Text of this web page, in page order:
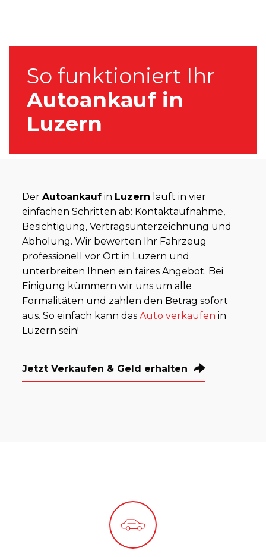
So funktioniert Ihr
Autoankauf in
Luzern
DerAutoankauf in Luzern läuft in vier
einfachen Schritten ab: Kontaktaufnahme,
Besichtigung, Vertragsunterzeichnung und
Abholung. Wir bewerten Ihr Fahrzeug
professionell vor Ort in Luzern und
unterbreiten Ihnen ein faires Angebot. Bei
Einigung kümmern wir uns um alle
Formalitäten und zahlen den Betrag sofort
aus. So einfach kann dasAuto verkaufen in
Luzern sein!
Jetzt Verkaufen & Geld erhalten